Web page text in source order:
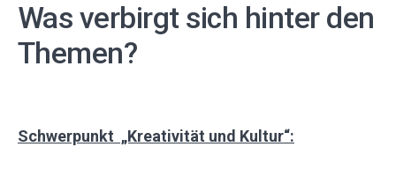
Was verbirgt sich hinter den
Themen?
Schwerpunkt „Kreativität und Kultur“: